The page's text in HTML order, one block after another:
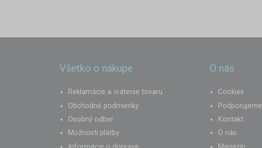
Všetko o nákupe
Reklamácie a vrátenie tovaru
Obchodné podmienky
Osobný odber
Možnosti platby
O nás
Cookies
Podporujeme
Kontakt
O nás